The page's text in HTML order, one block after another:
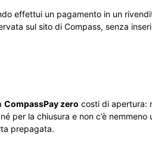
effettui un pagamento in un
sul sito di Compass, senza
CompassPay zero costi di apertura:
per la chiusura e non c’è
prepagata.